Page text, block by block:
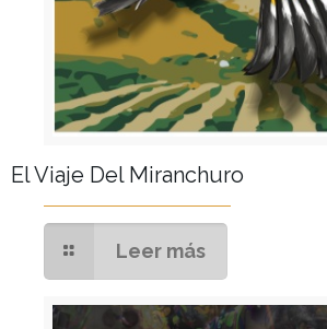
El Viaje Del Miranchuro
Leer más